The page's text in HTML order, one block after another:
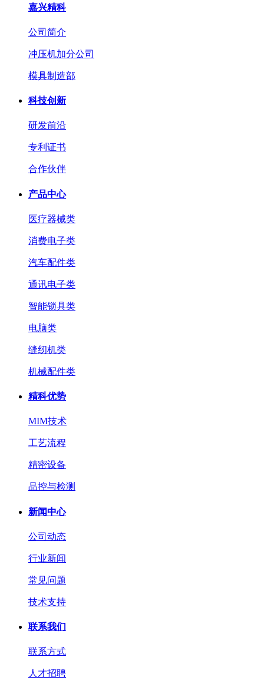
嘉兴精科
公司简介
冲压机加分公司
模具制造部
科技创新
研发前沿
专利证书
合作伙伴
产品中心
医疗器械类
消费电子类
汽车配件类
通讯电子类
智能锁具类
电脑类
缝纫机类
机械配件类
精科优势
MIM技术
工艺流程
精密设备
品控与检测
新闻中心
公司动态
行业新闻
常见问题
技术支持
联系我们
联系方式
人才招聘